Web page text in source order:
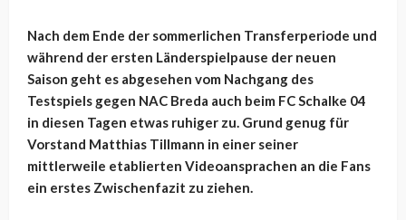
Nach dem Ende der sommerlichen Transferperiode und
während der ersten Länderspielpause der neuen
Saison geht es abgesehen vom Nachgang des
Testspiels gegen NAC Breda auch beim FC Schalke 04
in diesen Tagen etwas ruhiger zu. Grund genug für
Vorstand Matthias Tillmann in einer seiner
mittlerweile etablierten Videoansprachen an die Fans
ein erstes Zwischenfazit zu ziehen.